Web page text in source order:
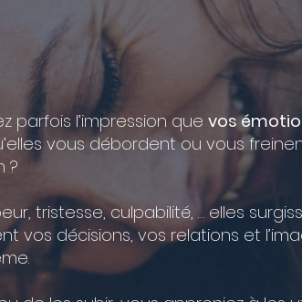
parfois l’impression que vos
vous débordent ou vous
?
tristesse, culpabilité, … elles
vos décisions, vos relations et